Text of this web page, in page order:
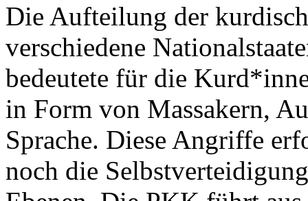
Die Aufteilung der
verschiedene
bedeutete für die
in Form von Massakern,
Sprache. Diese Angriffe
noch die